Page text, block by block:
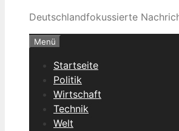
Deutschlandfokussierte
Menü
Startseite
Politik
Wirtschaft
Technik
Welt